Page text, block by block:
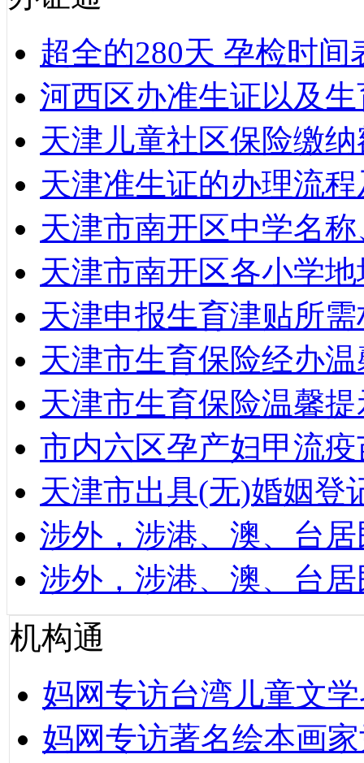
超全的280天 孕检时间
河西区办准生证以及
天津儿童社区保险缴
天津准生证的办理流
天津市南开区中学名
天津市南开区各小学
天津申报生育津贴所
天津市生育保险经办
天津市生育保险温馨提
市内六区孕产妇甲流
天津市出具(无)婚姻登
涉外，涉港、澳、台
涉外，涉港、澳、台
机构通
妈网专访台湾儿童文
妈网专访著名绘本画